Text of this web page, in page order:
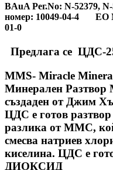
BAuA Рег.No: N-52379,
номер: 10049-04-4 ЕО
01-0
Предлага се ЦДС-
MMS- Miracle
Минерален Разтвор
създаден от Джим
ЦДС е готов разтвор
разлика от ММС,
смесва натриев
киселина. ЦДС е
ДИОКСИД